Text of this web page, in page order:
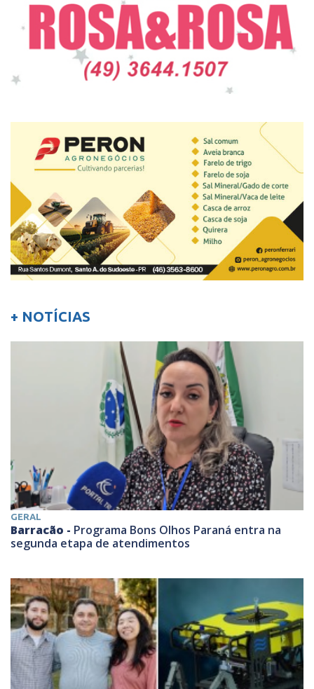
+ NOTÍCIAS
GERAL
Barracão - Programa Bons Olhos Paraná entra na
segunda etapa de atendimentos